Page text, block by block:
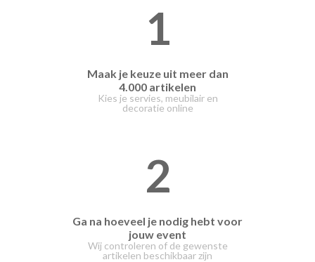
1
Maak je keuze uit meer dan
4.000 artikelen
Kies je servies, meubilair en
decoratie online
2
Ga na hoeveel je nodig hebt voor
jouw event
Wij controleren of de gewenste
artikelen beschikbaar zijn